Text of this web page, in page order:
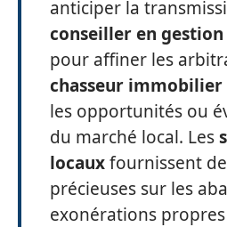
anticiper la
conseiller en
pour affiner les
chasseur immobilier
les opportunités ou
du marché local. Les
locauxfournissent
précieuses sur les
exonérations